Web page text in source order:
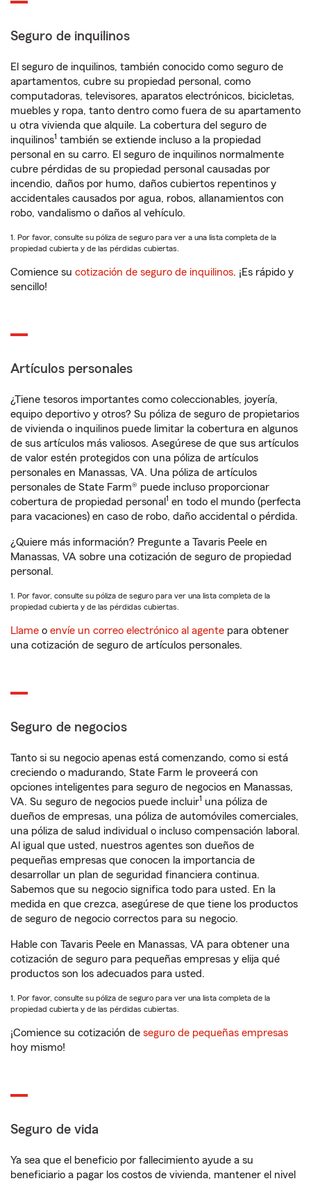
Seguro de inquilinos
El seguro de inquilinos, también conocido como seguro de
apartamentos, cubre su propiedad personal, como
computadoras, televisores, aparatos electrónicos, bicicletas,
muebles y ropa, tanto dentro como fuera de su apartamento
u otra vivienda que alquile. La cobertura del seguro de
inquilinos1 también se extiende incluso a la propiedad
personal en su carro. El seguro de inquilinos normalmente
cubre pérdidas de su propiedad personal causadas por
incendio, daños por humo, daños cubiertos repentinos y
accidentales causados por agua, robos, allanamientos con
robo, vandalismo o daños al vehículo.
1. Por favor, consulte su póliza de seguro para ver a una lista completa de la
propiedad cubierta y de las pérdidas cubiertas.
Comience su cotización de seguro de inquilinos. ¡Es rápido y
sencillo!
Artículos personales
¿Tiene tesoros importantes como coleccionables, joyería,
equipo deportivo y otros? Su póliza de seguro de propietarios
de vivienda o inquilinos puede limitar la cobertura en algunos
de sus artículos más valiosos. Asegúrese de que sus artículos
de valor estén protegidos con una póliza de artículos
personales en Manassas, VA. Una póliza de artículos
personales de State Farm® puede incluso proporcionar
cobertura de propiedad personal 1 en todo el mundo (perfecta
para vacaciones) en caso de robo, daño accidental o pérdida.
¿Quiere más información? Pregunte a Tavaris Peele en
Manassas, VA sobre una cotización de seguro de propiedad
personal.
1. Por favor, consulte su póliza de seguro para ver una lista completa de la
propiedad cubierta y de las pérdidas cubiertas.
Llame o envíe un correo electrónico al agente para obtener
una cotización de seguro de artículos personales.
Seguro de negocios
Tanto si su negocio apenas está comenzando, como si está
creciendo o madurando, State Farm le proveerá con
opciones inteligentes para seguro de negocios en Manassas,
VA. Su seguro de negocios puede incluir1 una póliza de
dueños de empresas, una póliza de automóviles comerciales,
una póliza de salud individual o incluso compensación laboral.
Al igual que usted, nuestros agentes son dueños de
pequeñas empresas que conocen la importancia de
desarrollar un plan de seguridad financiera continua.
Sabemos que su negocio significa todo para usted. En la
medida en que crezca, asegúrese de que tiene los productos
de seguro de negocio correctos para su negocio.
Hable con Tavaris Peele en Manassas, VA para obtener una
cotización de seguro para pequeñas empresas y elija qué
productos son los adecuados para usted.
1. Por favor, consulte su póliza de seguro para ver una lista completa de la
propiedad cubierta y de las pérdidas cubiertas.
¡Comience su cotización de seguro de pequeñas empresas
hoy mismo!
Seguro de vida
Ya sea que el beneficio por fallecimiento ayude a su
beneficiario a pagar los costos de vivienda, mantener el nivel